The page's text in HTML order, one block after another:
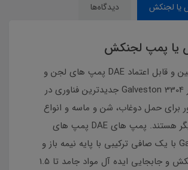
یا لجنکش دیدگاه‌ها
پمپ لجنکش
پمپ های سنگین و قابل اعتماد DAE پمپ های لجن و
دوغاب غوطه ور Galveston 3304 جدیدترین فناوری در
برای حمل دوغاب، شن و ماسه و انواع
مواد ساینده دیگر هستند. پمپ های DAE پمپ های
Galveston 3304 با یک صافی ترکیبی با پایه نیمه باز و
همزن امکان مکش و جابجایی ایده آل مواد جامد تا 1.5